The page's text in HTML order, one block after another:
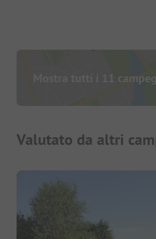
Mostra tutti i 11
Valutato da altri